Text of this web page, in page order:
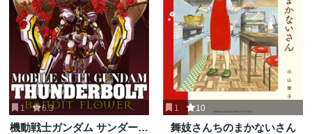
1 6.3
機動戦士ガンダム サンダーボ
1 10
舞妓さんちのまかないさん